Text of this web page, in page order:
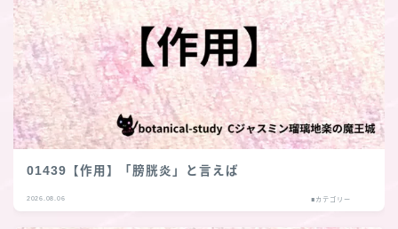
01439【作用】「膀胱炎」と言えば
2026.08.06 ■カテゴリー